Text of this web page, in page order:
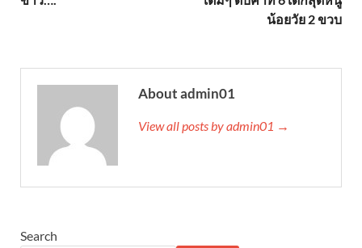
น้อยวัย 2 ขวบ
About admin01
View all posts by admin01 →
Search